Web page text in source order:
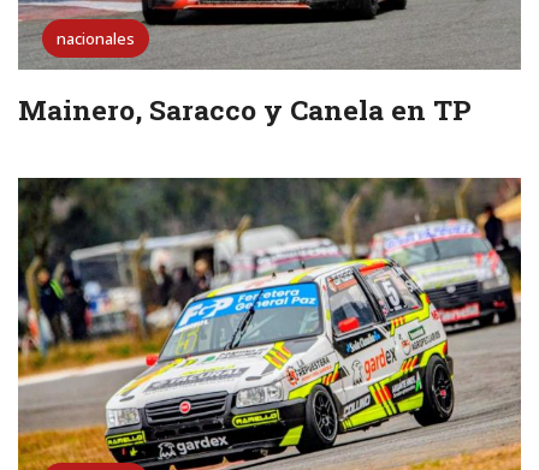
nacionales
Mainero, Saracco y Canela en TP